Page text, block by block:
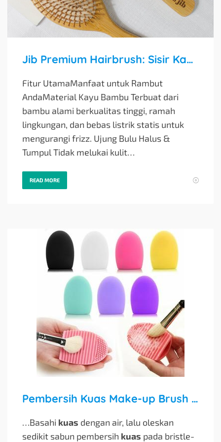
Jib Premium Hairbrush: Sisir Kayu Bambu Anti Kusut dan Rontok, Solusi Perawatan Rambut Sehari-hari
Fitur UtamaManfaat untuk Rambut
AndaMaterial Kayu Bambu Terbuat dari
bambu alami berkualitas tinggi, ramah
lingkungan, dan bebas listrik statis untuk
mengurangi frizz. Ujung Bulu Halus &
Tumpul Tidak melukai kulit…
READ MORE
Pembersih Kuas Make-up Brush Egg: Solusi Praktis untuk Kuas Makeup Selalu Bersih
…Basahi kuas dengan air, lalu oleskan
sedikit sabun pembersih kuas pada bristle-